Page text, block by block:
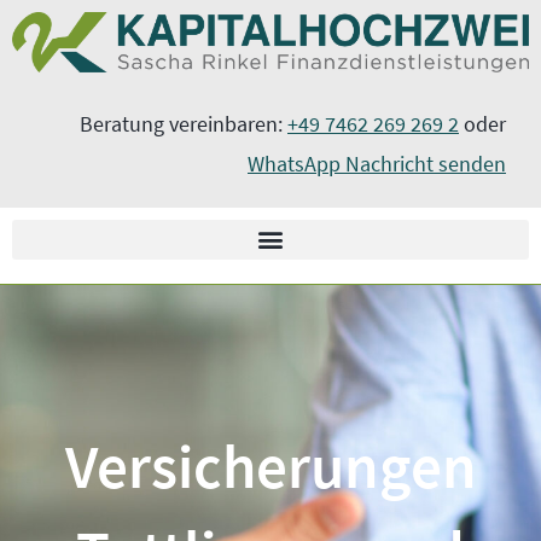
springen
Zum
Inhalt
Beratung vereinbaren:+49 7462 269 269 2oder
WhatsApp Nachricht senden
Versicherungen